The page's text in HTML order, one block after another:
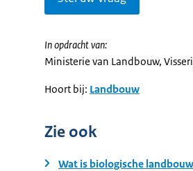
In opdracht van:
Ministerie van Landbouw,
Hoort bij: Landbouw
Zie ook
Wat is biologische